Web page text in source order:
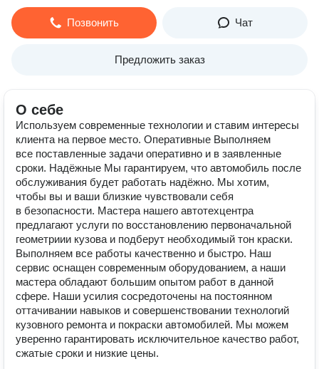
Позвонить Чат
Предложить заказ
О себе
Используем современные технологии и ставим интересы
клиента на первое место. Оперативные Выполняем
все поставленные задачи оперативно и в заявленные
сроки. Надёжные Мы гарантируем, что автомобиль после
обслуживания будет работать надёжно. Мы хотим,
чтобы вы и ваши близкие чувствовали себя
в безопасности. Мастера нашего автотехцентра
предлагают услуги по восстановлению первоначальной
геометриии кузова и подберут необходимый тон краски.
Выполняем все работы качественно и быстро. Наш
сервис оснащен современным оборудованием, а наши
мастера обладают большим опытом работ в данной
сфере. Наши усилия сосредоточены на постоянном
оттачивании навыков и совершенствовании технологий
кузовного ремонта и покраски автомобилей. Мы можем
уверенно гарантировать исключительное качество работ,
сжатые сроки и низкие цены.